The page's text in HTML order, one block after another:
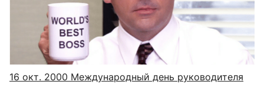
16 окт. 2000 Международный день руководителя